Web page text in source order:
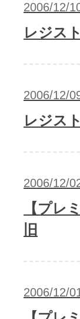
2006/12/
レジス
2006/12/
レジス
2006/12/
【プレ
旧
2006/12/